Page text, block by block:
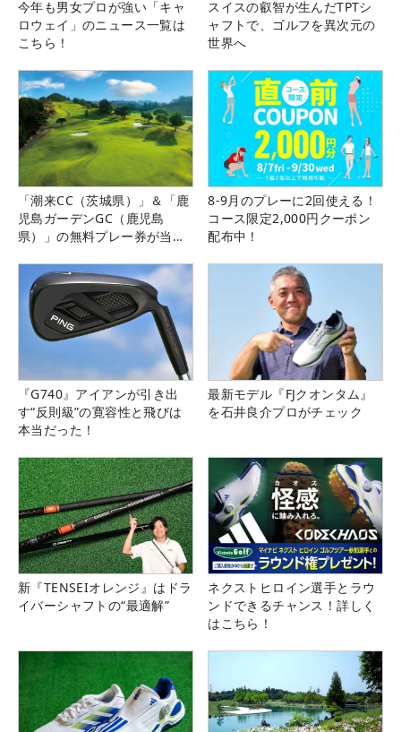
今年も男女プロが強い「キャ
ロウェイ」のニュース一覧は
こちら！
スイスの叡智が生んだTPTシ
ャフトで、ゴルフを異次元の
世界へ
「潮来CC（茨城県）」＆「鹿
児島ガーデンGC（鹿児島
県）」の無料プレー券が当た
8-9月のプレーに2回使える！
コース限定2,000円クーポン
配布中！
『G740』アイアンが引き出
す“反則級”の寛容性と飛びは
本当だった！
最新モデル『FJクオンタム』
を石井良介プロがチェック
新『TENSEIオレンジ』はドラ
イバーシャフトの“最適解”
ネクストヒロイン選手とラウ
ンドできるチャンス！詳しく
はこちら！